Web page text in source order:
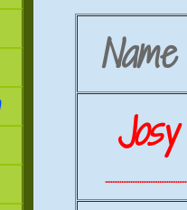
Josy
..............................................